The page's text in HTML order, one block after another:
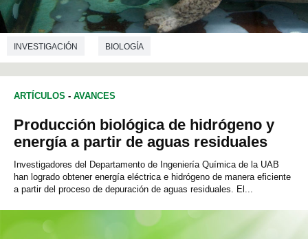
INVESTIGACIÓN BIOLOGÍA
ARTÍCULOS - AVANCES
Producción biológica de hidrógeno y
energía a partir de aguas residuales
Investigadores del Departamento de Ingeniería Química de la UAB
han logrado obtener energía eléctrica e hidrógeno de manera eficiente
a partir del proceso de depuración de aguas residuales. El...